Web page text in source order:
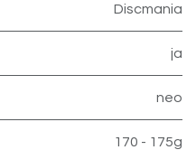
Discmania
ja
neo
170 - 175g